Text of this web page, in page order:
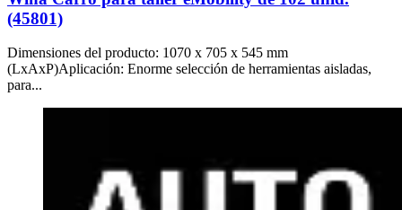
(45801)
Dimensiones del producto: 1070 x 705 x 545 mm
(LxAxP)Aplicación: Enorme selección de herramientas aisladas,
para...